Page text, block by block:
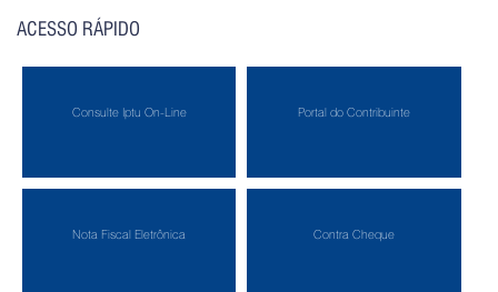
ACESSO RÁPIDO
Consulte Iptu On-Line Portal do Contribuinte
Nota Fiscal Eletrônica Contra Cheque